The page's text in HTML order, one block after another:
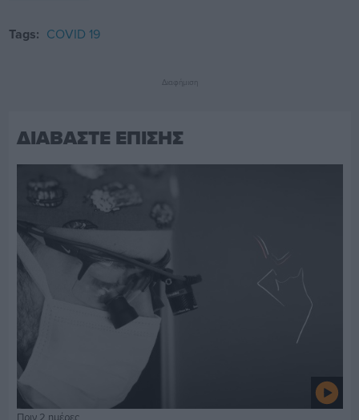
Tags: COVID 19
Διαφήμιση
ΔΙΑΒΑΣΤΕ ΕΠΙΣΗΣ
Πριν 2 ημέρες